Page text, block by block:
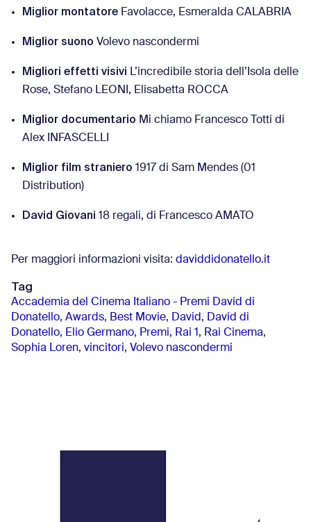
Miglior montatore Favolacce, Esmeralda CALABRIA
Miglior suono Volevo nascondermi
Migliori effetti visivi L’incredibile storia dell’Isola delle
Rose, Stefano LEONI, Elisabetta ROCCA
Miglior documentario Mi chiamo Francesco Totti di
Alex INFASCELLI
Miglior film straniero 1917 di Sam Mendes (01
Distribution)
David Giovani 18 regali, di Francesco AMATO
Per maggiori informazioni visita: daviddidonatello.it
Tag
Accademia del Cinema Italiano - Premi David di
Donatello, Awards, Best Movie, David , David di
Donatello, Elio Germano, Premi, Rai 1 , Rai Cinema,
Sophia Loren, vincitori, Volevo nascondermi